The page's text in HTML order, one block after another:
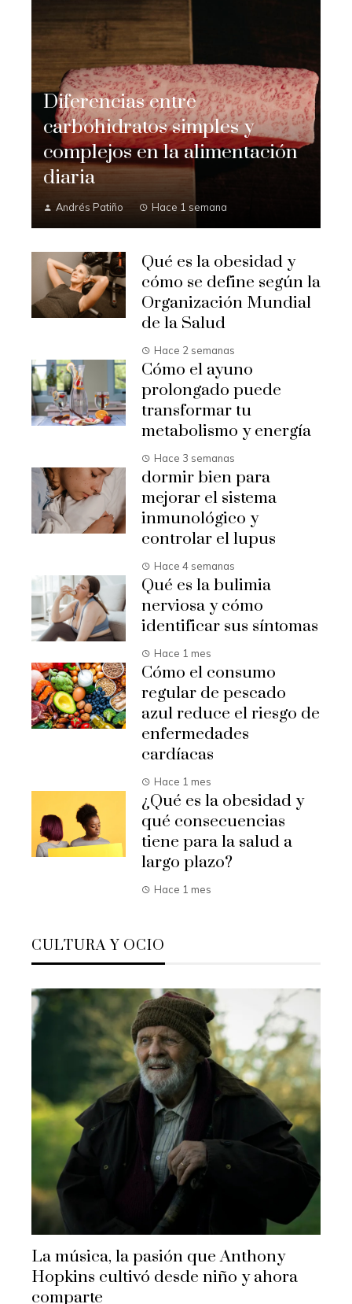
Diferencias entre
carbohidratos simples y
complejos en la alimentación
diaria
Andrés Patiño Hace 1 semana
Qué es la obesidad y
cómo se define según la
Organización Mundial
de la Salud
Hace 2 semanas
Cómo el ayuno
prolongado puede
transformar tu
metabolismo y energía
Hace 3 semanas
dormir bien para
mejorar el sistema
inmunológico y
controlar el lupus
Hace 4 semanas
Qué es la bulimia
nerviosa y cómo
identificar sus síntomas
Hace 1 mes
Cómo el consumo
regular de pescado
azul reduce el riesgo de
enfermedades
cardíacas
Hace 1 mes
¿Qué es la obesidad y
qué consecuencias
tiene para la salud a
largo plazo?
Hace 1 mes
CULTURA Y OCIO
La música, la pasión que Anthony
Hopkins cultivó desde niño y ahora
comparte